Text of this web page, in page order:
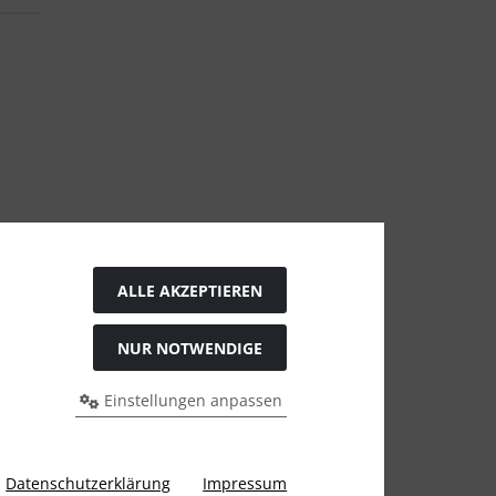
ALLE AKZEPTIEREN
NUR NOTWENDIGE
Einstellungen anpassen
Datenschutzerklärung Impressum